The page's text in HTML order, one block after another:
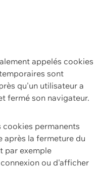
appelés cookies
sont
qu'un utilisateur a
fermé son navigateur.
cookies permanents
après la fermeture du
par exemple
ou d'afficher